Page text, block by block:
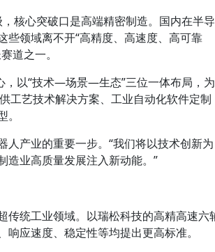
核心突破口是高端精密制造。国内在半导
领域离不开“高精度、高速度、高可靠
道之一。
，以“技术—场景—生态”三位一体布局，为
工艺技术解决方案、工业自动化软件定制
产业的重要一步。“我们将以技术创新为
造业高质量发展注入新动能。”
传统工业领域。以瑞松科技的高精高速六
应速度、稳定性等均提出更高标准。